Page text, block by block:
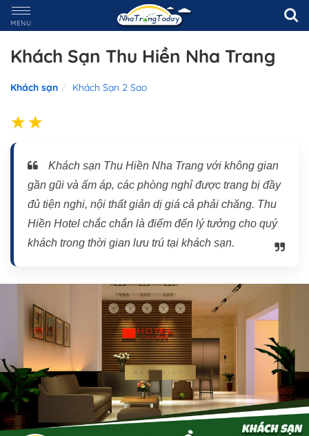
MENU
Khách Sạn Thu Hiền Nha Trang
Khách sạn Khách Sạn 2 Sao
Khách sạn Thu Hiền Nha Trang với không gian
gần gũi và ấm áp, các phòng nghỉ được trang bị đầy
đủ tiện nghi, nội thất giản dị giá cả phải chăng. Thu
Hiền Hotel chắc chắn là điểm đến lý tưởng cho quý
khách trong thời gian lưu trú tại khách sạn.